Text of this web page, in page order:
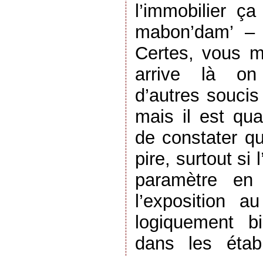
l’immobilier
mabon’dam’
Certes, vous
arrive là on
d’autres
mais il est
de constater
pire, surtout si
paramètre
l’exposition
logiquement
dans les